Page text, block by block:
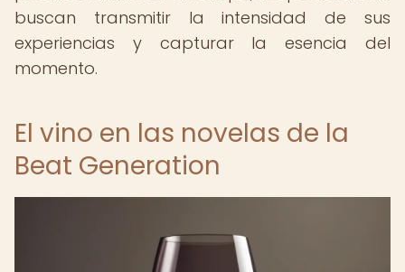
buscan transmitir la intensidad de sus
experiencias y capturar la esencia del
momento.
El vino en las novelas de la
Beat Generation